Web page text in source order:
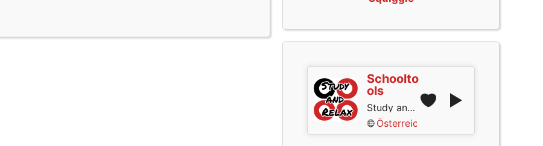
Schoolto
ols
Study and Relax
Österreich